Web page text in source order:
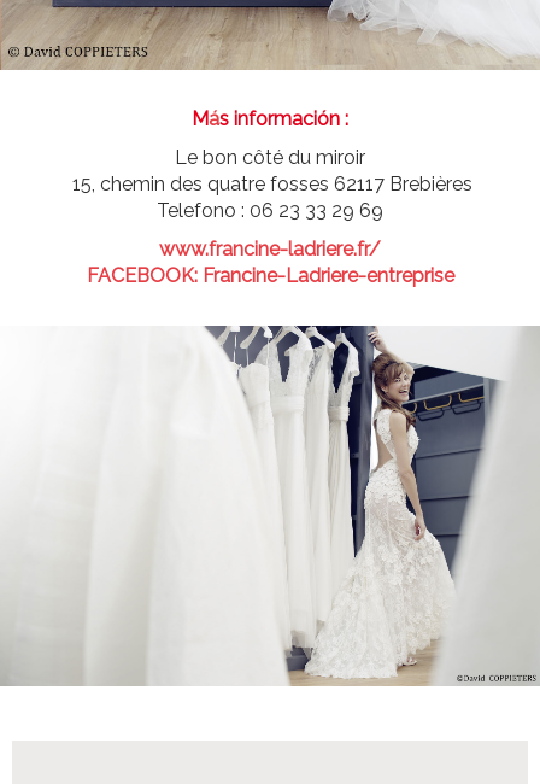
Más información :
Le bon côté du miroir
15, chemin des quatre fosses 62117 Brebières
Telefono : 06 23 33 29 69
www.francine-ladriere.fr/
FACEBOOK: Francine-Ladriere-entreprise